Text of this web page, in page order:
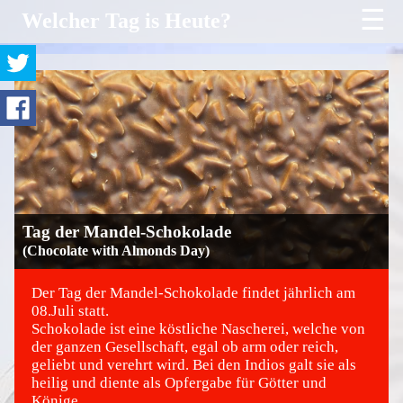
Welcher Tag is Heute? ☰
Tag der Mandel-Schokolade
(Chocolate with Almonds Day)
©
Der Tag der Mandel-Schokolade findet jährlich am
08.Juli statt.
Schokolade ist eine köstliche Nascherei, welche von
der ganzen Gesellschaft, egal ob arm oder reich,
geliebt und verehrt wird. Bei den Indios galt sie als
heilig und diente als Opfergabe für Götter und